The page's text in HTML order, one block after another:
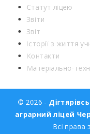
Статут ліцею
Звіти
Звіт
Історії з життя
Контакти
Матеріально-
© 2026 -
аграрний ліцей
Всі права